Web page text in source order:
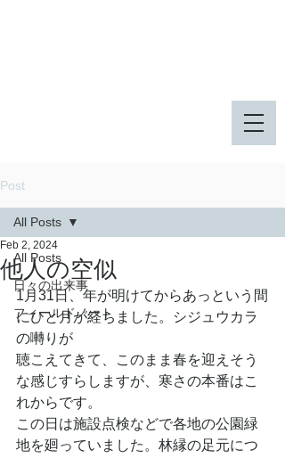
Post
All Posts
日々の出来事
フィールドノート
All Posts
他人の空似
Feb 2, 2024
1月31日、年が明けてからあっという間
にひと月が経ちました。シジュウカラ
の囀りが
聴こえてきて、このまま春を迎えそう
な感じすらしますが、寒さの本番はこ
れからです。
この日は施設点検などで各地の公園緑
地を廻っていました。林縁の足元につ